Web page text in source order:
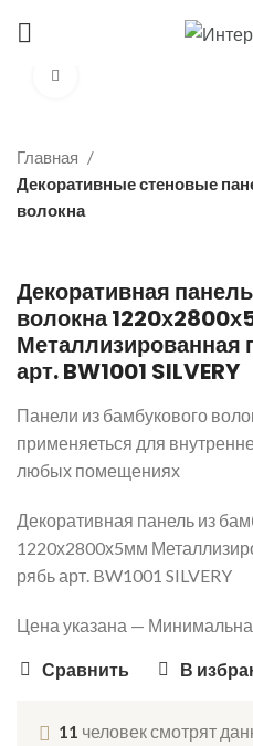
Главная
Декоративные стеновые
волокна
Декоративная
волокна
Металлизированная
арт. BW1001 SILVERY
Панели из бамбукового
применяеться для
любых помещениях
Декоративная панель из
1220х2800х5мм
рябь арт. BW1001 SILVERY
Цена указана —
Сравнить В
11 человек смотрят
+375 (29)